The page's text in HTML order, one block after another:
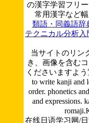
の漢字学習フリ
常用漢字など
類語・同義語辞
テクニカル分析入
当サイトのリン
き、画像を含む
くださいますよ
to write kanji and
order. phonetics
and expressions.
在线日语学习网/